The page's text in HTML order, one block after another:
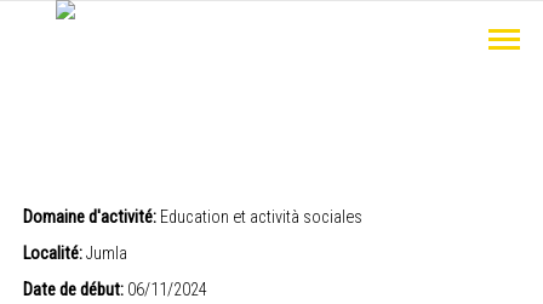
Domaine d'activité: Education et actività sociales
Localité:Jumla
Date de début: 06/11/2024